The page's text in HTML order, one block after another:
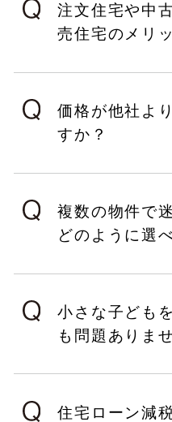
注文住宅や中
売住宅のメリ
価格が他社よ
すか？
複数の物件で
どのように選
小さな子ども
も問題ありま
住宅ローン減